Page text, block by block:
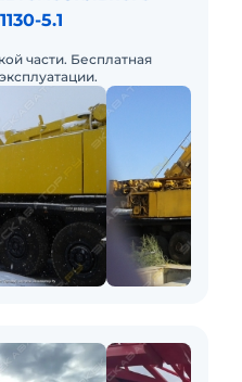
5.1
части. Бесплатная